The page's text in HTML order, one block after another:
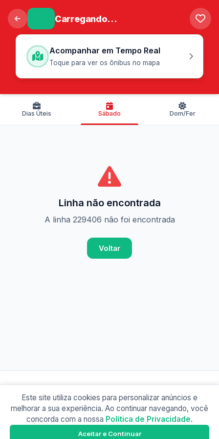
Carregando...
Acompanhar em Tempo Real
Toque para ver os ônibus no mapa
Dias Úteis Sábado Dom/Fer
Linha não encontrada
A linha 229406 não foi encontrada
Voltar
© 2026 Busão BR
Sobre Contato Política de Privacidade
Este site utiliza cookies para personalizar anúncios e
melhorar a sua experiência. Ao continuar navegando, você
concorda com a nossa Política de Privacidade.
Aceitar e Continuar